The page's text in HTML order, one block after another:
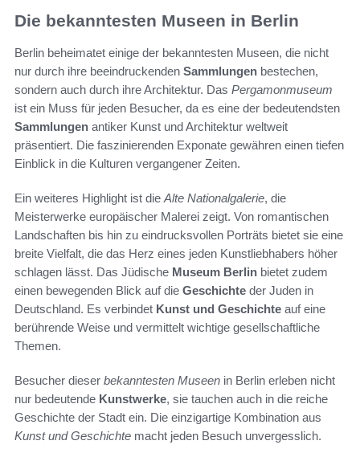
Die bekanntesten Museen in Berlin
Berlin beheimatet einige der bekanntesten Museen, die nicht
nur durch ihre beeindruckenden Sammlungen bestechen,
sondern auch durch ihre Architektur. Das Pergamonmuseum
ist ein Muss für jeden Besucher, da es eine der bedeutendsten
Sammlungen antiker Kunst und Architektur weltweit
präsentiert. Die faszinierenden Exponate gewähren einen tiefen
Einblick in die Kulturen vergangener Zeiten.
Ein weiteres Highlight ist die Alte Nationalgalerie, die
Meisterwerke europäischer Malerei zeigt. Von romantischen
Landschaften bis hin zu eindrucksvollen Porträts bietet sie eine
breite Vielfalt, die das Herz eines jeden Kunstliebhabers höher
schlagen lässt. Das Jüdische Museum Berlin bietet zudem
einen bewegenden Blick auf die Geschichte der Juden in
Deutschland. Es verbindet Kunst und Geschichte auf eine
berührende Weise und vermittelt wichtige gesellschaftliche
Themen.
Besucher dieser bekanntesten Museen in Berlin erleben nicht
nur bedeutende Kunstwerke, sie tauchen auch in die reiche
Geschichte der Stadt ein. Die einzigartige Kombination aus
Kunst und Geschichte macht jeden Besuch unvergesslich.